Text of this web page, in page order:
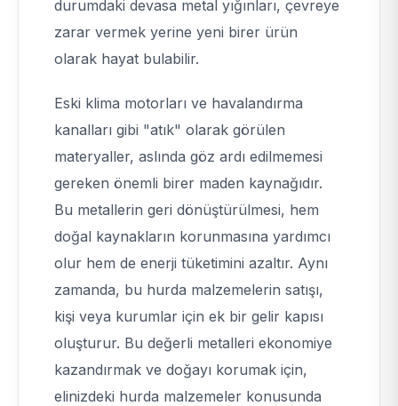
durumdaki devasa metal yığınları, çevreye
zarar vermek yerine yeni birer ürün
olarak hayat bulabilir.
Eski klima motorları ve havalandırma
kanalları gibi "atık" olarak görülen
materyaller, aslında göz ardı edilmemesi
gereken önemli birer maden kaynağıdır.
Bu metallerin geri dönüştürülmesi, hem
doğal kaynakların korunmasına yardımcı
olur hem de enerji tüketimini azaltır. Aynı
zamanda, bu hurda malzemelerin satışı,
kişi veya kurumlar için ek bir gelir kapısı
oluşturur. Bu değerli metalleri ekonomiye
kazandırmak ve doğayı korumak için,
elinizdeki hurda malzemeler konusunda